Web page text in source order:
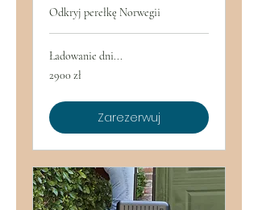
Odkryj perełkę Norwegii
Ładowanie dni...
złotych
2900 zł
Zarezerwuj